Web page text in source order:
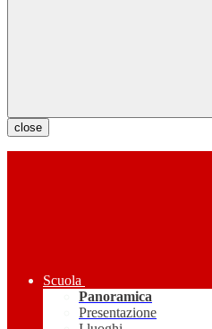
close
Scuola
Panoramica
Presentazione